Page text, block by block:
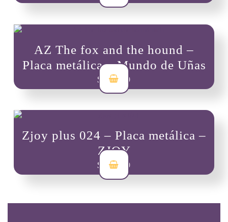
AZ The fox and the hound –
Placa metálica – Mundo de Uñas
$ 19,300
Zjoy plus 024 – Placa metálica –
ZJOY
$ 23,000